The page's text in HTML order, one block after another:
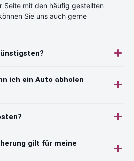
Seite mit den häufig gestellten
Sie uns auch gerne
ich ein Auto abholen
gilt für meine